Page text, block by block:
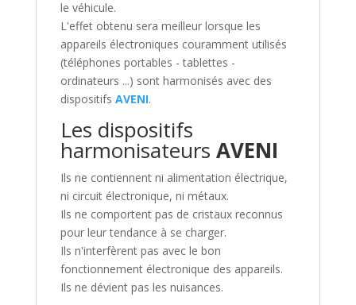
le véhicule.
L'effet obtenu sera meilleur lorsque les
appareils électroniques couramment utilisés
(téléphones portables - tablettes -
ordinateurs ...) sont harmonisés avec des
dispositifs AVENI.
Les dispositifs
harmonisateurs AVENI
Ils ne contiennent ni alimentation électrique,
ni circuit électronique, ni métaux.
Ils ne comportent pas de cristaux reconnus
pour leur tendance à se charger.
Ils n'interfèrent pas avec le bon
fonctionnement électronique des appareils.
Ils ne dévient pas les nuisances.